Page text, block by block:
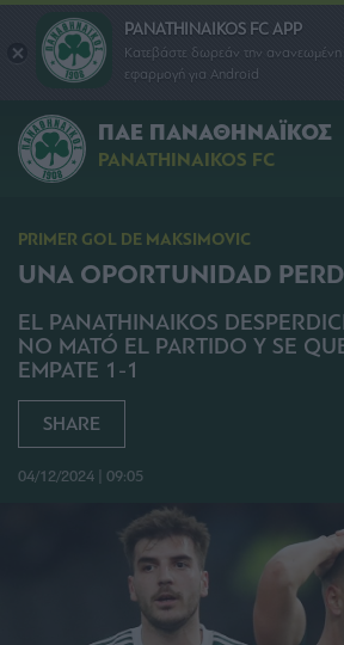
PANATHINAIKOS FC APP
Κατεβάστε δωρεάν την ανανεωμένη
εφαρμογή για Android
ΠΑΕ ΠΑΝΑΘΗΝΑΪΚΟΣ
PANATHINAIKOS FC
PRIMER GOL DE MAKSIMOVIC
UNA OPORTUNIDAD
EL PANATHINAIKOS
NO MATÓ EL PARTIDO Y SE
EMPATE 1-1
SHARE
04/12/2024 | 09:05